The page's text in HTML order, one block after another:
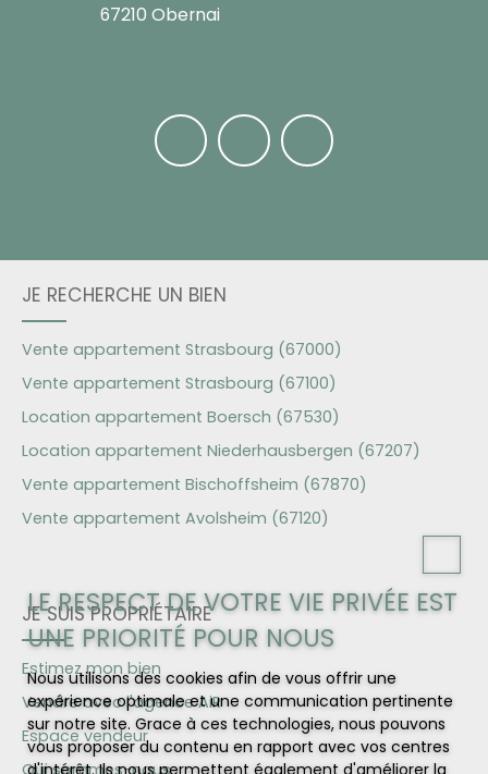
67210 Obernai
JE RECHERCHE UN BIEN
Vente appartement Strasbourg (67000)
Vente appartement Strasbourg (67100)
Location appartement Boersch (67530)
Location appartement Niederhausbergen (67207)
Vente appartement Bischoffsheim (67870)
Vente appartement Avolsheim (67120)
JE SUIS PROPRIÉTAIRE
Estimez mon bien
Vendre avec l'agence AiR
Espace vendeur
Qui sommes-nous
LE RESPECT DE VOTRE VIE PRIVÉE EST
UNE PRIORITÉ POUR NOUS
Nous utilisons des cookies afin de vous offrir une
expérience optimale et une communication pertinente
sur notre site. Grace à ces technologies, nous pouvons
vous proposer du contenu en rapport avec vos centres
d'intérêt. Ils nous permettent également d'améliorer la